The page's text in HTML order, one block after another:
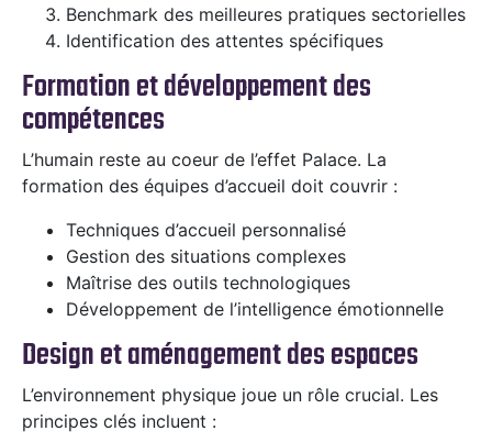
Benchmark des meilleures pratiques sectorielles
Identification des attentes spécifiques
Formation et développement des
compétences
L’humain reste au coeur de l’effet Palace. La
formation des équipes d’accueil doit couvrir :
Techniques d’accueil personnalisé
Gestion des situations complexes
Maîtrise des outils technologiques
Développement de l’intelligence émotionnelle
Design et aménagement des espaces
L’environnement physique joue un rôle crucial. Les
principes clés incluent :